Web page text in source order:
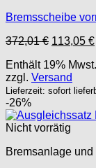
Bremsscheibe
372,01€
war:
372,01 €
113,05 €
Enthält 19% Mwst.
zzgl. Versand
Lieferzeit: sofort
-26%
Nicht vorrätig
Bremsanlage